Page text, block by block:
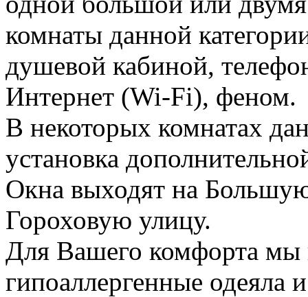
комнаты данной
душевой кабиной,
Интернет (Wi-Fi), феном.
В некоторых комнатах
установка
Окна выходят на
Гороховую улицу.
Для Вашего комфорта мы
гипоаллергенные одеяла